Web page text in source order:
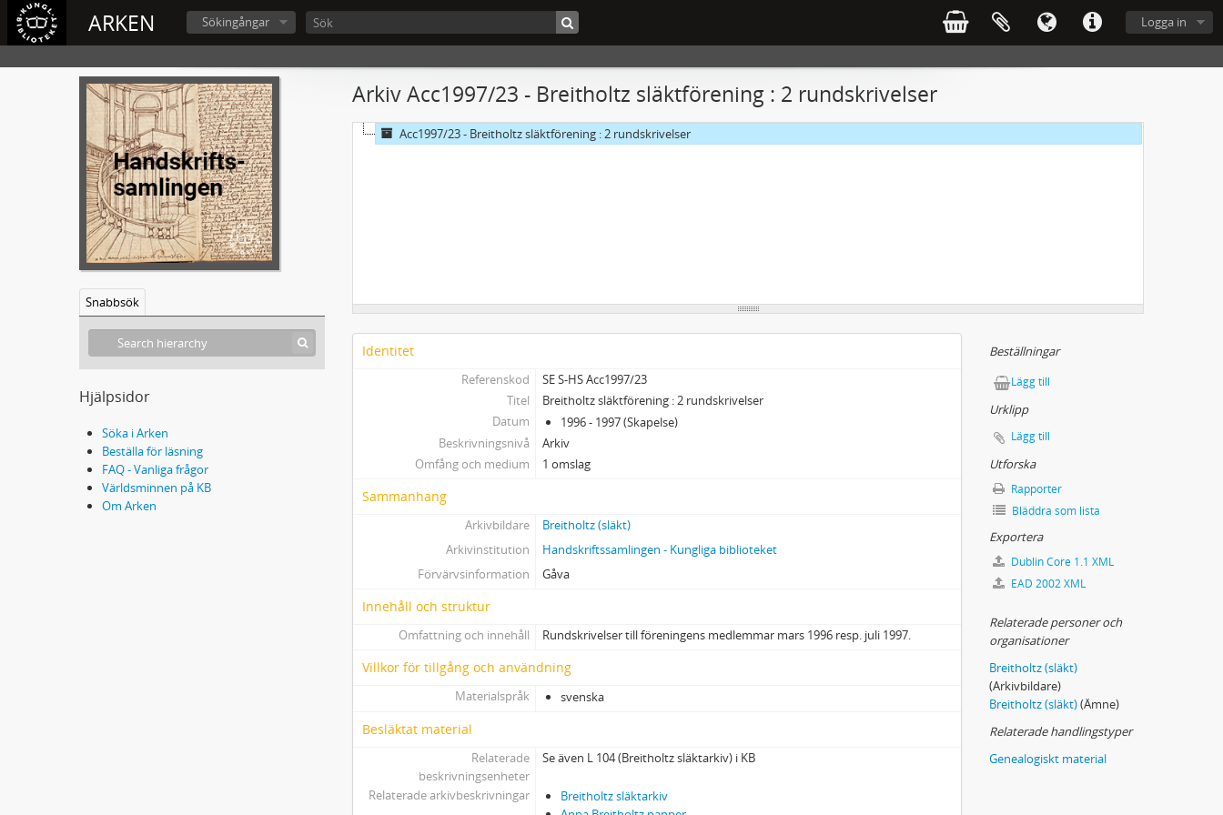
ARKEN Logga in
Sökingångar
Snabbsök
Hjälpsidor
Söka i Arken
Beställa för läsning
FAQ - Vanliga frågor
Världsminnen på KB
Om Arken
Arkiv Acc1997/23 - Breitholtz släktförening : 2 rundskrivelser
Acc1997/23 - Breitholtz släktförening : 2 rundskrivelser
Identitet
Referenskod
SE S-HS Acc1997/23
Titel
Breitholtz släktförening : 2 rundskrivelser
Datum
1996 - 1997 (Skapelse)
Beskrivningsnivå
Arkiv
Omfång och medium
1 omslag
Sammanhang
Arkivbildare
Breitholtz (släkt)
Arkivinstitution
Handskriftssamlingen - Kungliga biblioteket
Förvärvsinformation
Gåva
Innehåll och struktur
Omfattning och innehåll Rundskrivelser till föreningens medlemmar mars 1996 resp. juli 1997.
Villkor för tillgång och användning
Materialspråk svenska
Besläktat material
Relaterade
beskrivningsenheter
Se även L 104 (Breitholtz släktarkiv) i KB
Relaterade arkivbeskrivningar
Breitholtz släktarkiv
Beställningar
Lägg till
Urklipp
Lägg till
Utforska
Rapporter
Bläddra som lista
Exportera
Dublin Core 1.1 XML
EAD 2002 XML
Relaterade personer och
organisationer
Breitholtz (släkt)
(Arkivbildare)
Breitholtz (släkt)(Ämne)
Relaterade handlingstyper
Genealogiskt material